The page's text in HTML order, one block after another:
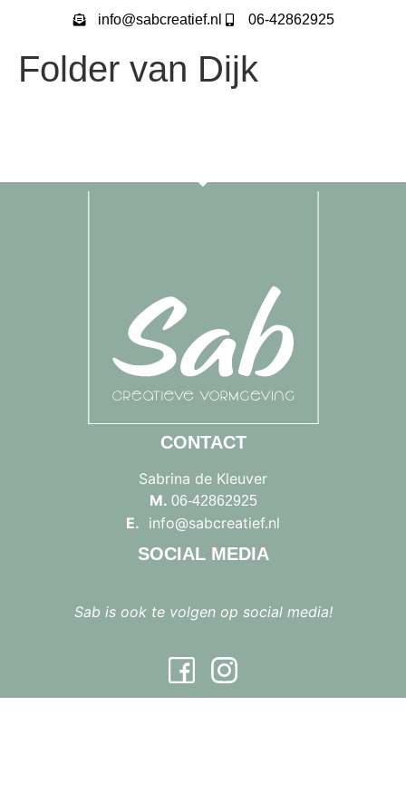
info@sabcreatief.nl 06-42862925
Folder van Dijk
CONTACT
Sabrina de Kleuver
M. 06-42862925
E. info@sabcreatief.nl
SOCIAL MEDIA
Sab is ook te volgen op social media!